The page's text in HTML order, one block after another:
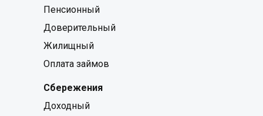
Пенсионный
Доверительный
Жилищный
Оплата займов
Сбережения
Доходный